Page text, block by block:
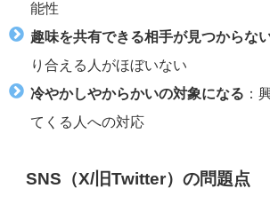
能性
趣味を共有できる相手が見つからな
り合える人がほぼいない
冷やかしやからかいの対象になる ：
てくる人への対応
SNS（X/旧Twitter）の問題点